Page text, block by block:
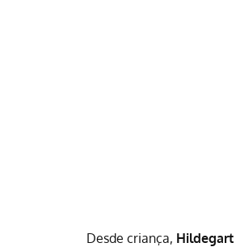
Desde criança, Hildegart